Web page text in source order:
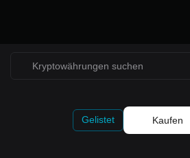
Gelistet Kaufen